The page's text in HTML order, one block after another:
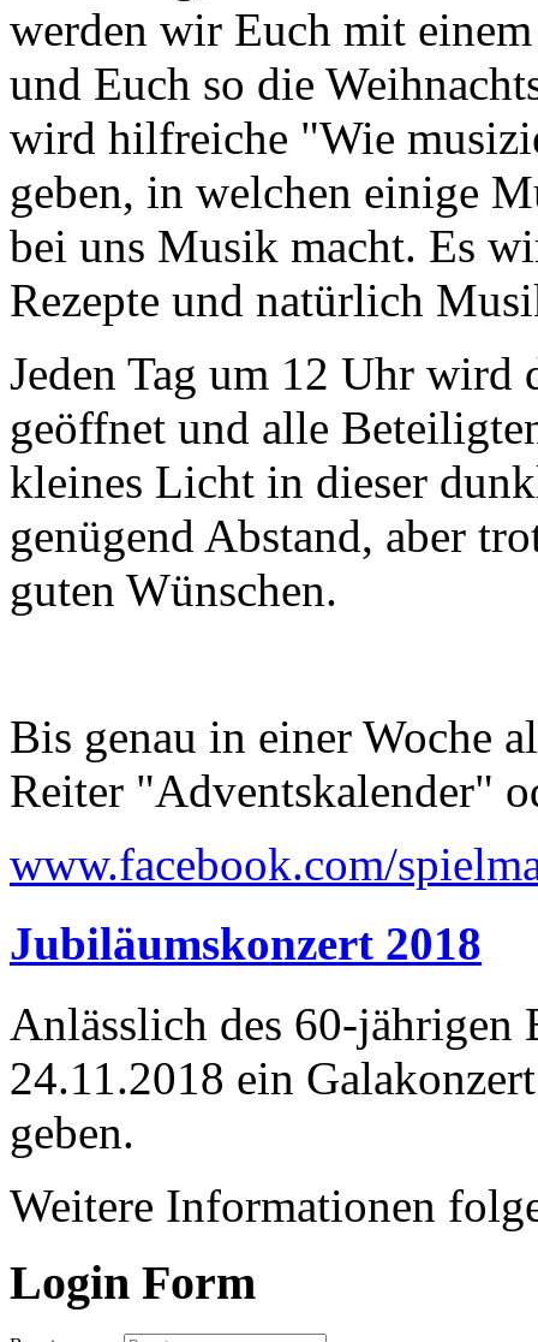
werden wir Euch mit
und Euch so die
wird hilfreiche "Wie
geben, in welchen einige
bei uns Musik macht. Es
Rezepte und natürlich
Jeden Tag um 12 Uhr wird
geöffnet und alle
kleines Licht in dieser
genügend Abstand, aber
guten Wünschen.
Bis genau in einer Woche
Reiter "Adventskalender"
www.facebook.com/
Jubiläumskonzert 2018
Anlässlich des 60-jährigen
24.11.2018 ein
geben.
Weitere Informationen
Login Form